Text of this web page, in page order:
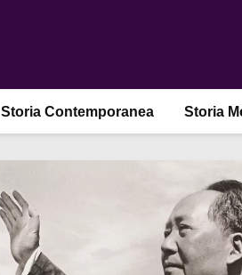
Storia Contemporanea Storia